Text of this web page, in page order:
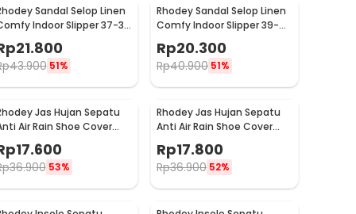
Sandal Selop Linen
Indoor Slipper 37-38
21.800
43.900 51%
Rhodey Sandal Selop Linen
Comfy Indoor Slipper 39-
40 - YT22
Rp20.300
Rp40.900 51%
Jas Hujan Sepatu
Air Rain Shoe Cover
PVC with Zipper M - F-300
17.600
36.900 53%
Rhodey Jas Hujan Sepatu
Anti Air Rain Shoe Cover
PVC with Zipper L - F-300
Rp17.800
Rp36.900 52%